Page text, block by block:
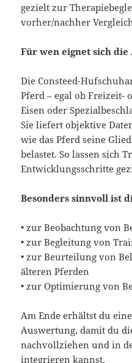
gezielt zur
vorher/nachher
Für wen eignet sich die
Die Consteed-
Pferd – egal ob Freizeit-
Eisen oder
Sie liefert objektive
wie das Pferd seine
belastet. So lassen sich
Entwicklungsschritte
Besonders sinnvoll ist
• zur Beobachtung von
• zur Begleitung von
• zur Beurteilung von
älteren Pferden
• zur Optimierung von
Am Ende erhältst du
Auswertung, damit du
nachvollziehen und in
integrieren kannst.